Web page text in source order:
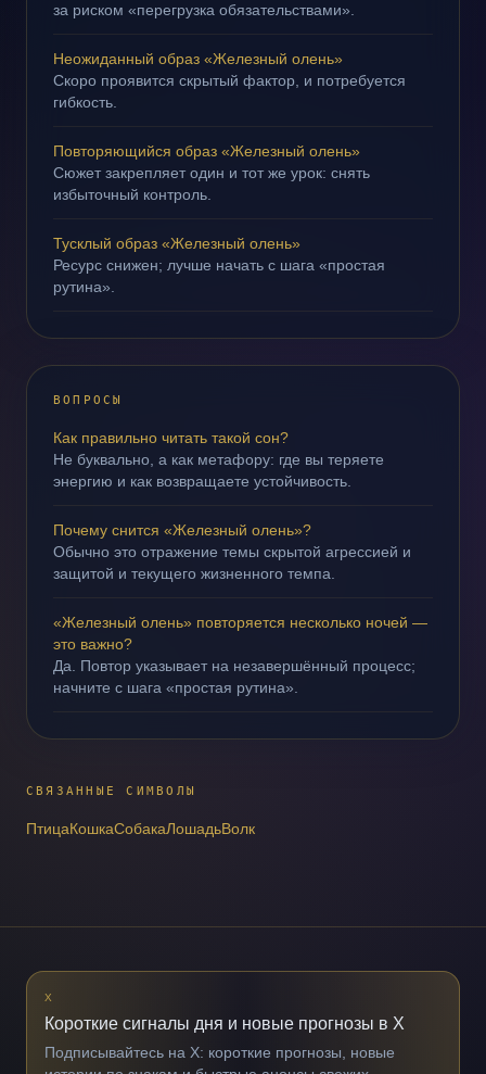
за риском «перегрузка обязательствами».
Неожиданный образ «Железный олень»
Скоро проявится скрытый фактор, и потребуется
гибкость.
Повторяющийся образ «Железный олень»
Сюжет закрепляет один и тот же урок: снять
избыточный контроль.
Тусклый образ «Железный олень»
Ресурс снижен; лучше начать с шага «простая
рутина».
ВОПРОСЫ
Как правильно читать такой сон?
Не буквально, а как метафору: где вы теряете
энергию и как возвращаете устойчивость.
Почему снится «Железный олень»?
Обычно это отражение темы скрытой агрессией и
защитой и текущего жизненного темпа.
«Железный олень» повторяется несколько ночей —
это важно?
Да. Повтор указывает на незавершённый процесс;
начните с шага «простая рутина».
СВЯЗАННЫЕ СИМВОЛЫ
ПтицаКошкаСобакаЛошадьВолк
X
Короткие сигналы дня и новые прогнозы в X
Подписывайтесь на X: короткие прогнозы, новые